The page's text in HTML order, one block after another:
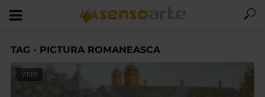
TAG - PICTURA ROMANEASCA
VIDEO